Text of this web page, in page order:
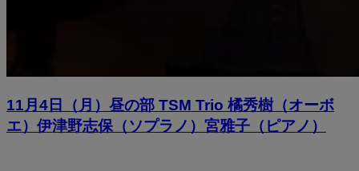
11月4日（月）昼の部 TSM Trio 橘秀樹（オーボ
エ）伊津野志保（ソプラノ）宮雅子（ピアノ）